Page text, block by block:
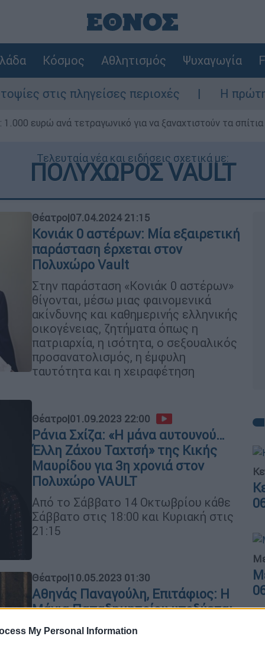
My Personal Information
Κόσμος Αθλητισμός Ψυχαγωγία
περιοχές Η πρώτη δήλωση της
ευρώ ανά τετραγωνικό για να ξαναχτιστούν τα σπίτια
Τελευταία νέα και ειδήσεις σχετικά με:
ΠΟΛΥΧΩΡΟΣ VAULT
Θέατρο|07.04.2024 21:15
Κονιάκ 0 αστέρων: Μία εξαιρετική
παράσταση έρχεται στον
Πολυχώρο Vault
Στην παράσταση «Κονιάκ 0 αστέρων»
θίγονται, μέσω μιας φαινομενικά
ακίνδυνης και καθημερινής ελληνικής
οικογένειας, ζητήματα όπως η
πατριαρχία, η ισότητα, ο σεξουαλικός
προσανατολισμός, η έμφυλη
ταυτότητα και η χειραφέτηση
Θέατρο|01.09.2023 22:00
Ράνια Σχίζα: «Η μάνα αυτουνού…
Έλλη Ζάχου Ταχτσή» της Κικής
Μαυρίδου για 3η χρονιά στον
Πολυχώρο VAULT
Από το Σάββατο 14 Οκτωβρίου κάθε
Σάββατο στις 18:00 και Κυριακή στις
21:15
Θέατρο|10.05.2023 01:30
Αθηνάς Παναγούλη, Επιτάφιος: Η
Μάνια Παπαδημητρίου υποδύεται
τη μητέρα του Αλέξανδρου
Παναγούλη